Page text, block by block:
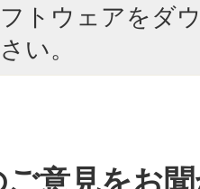
トウェアをダ
い。
意見をお